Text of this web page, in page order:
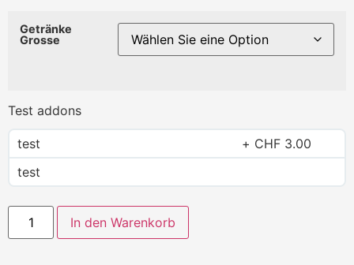
Getränke
Grosse
Test addons
test CHF 3.00
test
In den Warenkorb